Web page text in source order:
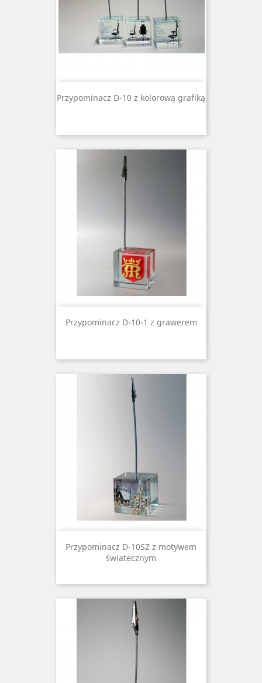
Przypominacz D-10 z kolorową grafiką
Przypominacz D-10-1 z grawerem
Przypominacz D-10SZ z motywem
światecznym